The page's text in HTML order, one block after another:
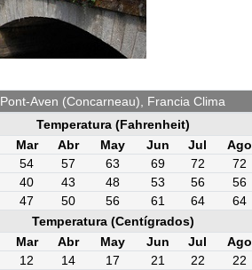
Pont-Aven (Concarneau), Francia Clima
Temperatura (Fahrenheit)
Mar Abr May Jun Jul Ago
54 57 63 69 72 72
40 43 48 53 56 56
47 50 56 61 64 64
Temperatura (Centígrados)
Mar Abr May Jun Jul Ago
12 14 17 21 22 22